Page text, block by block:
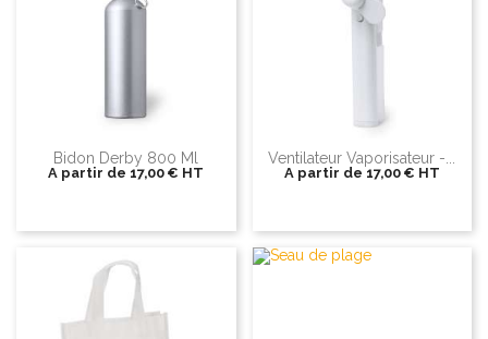
Bidon Derby 800 Ml
A partir de 17,00 € HT
Ventilateur Vaporisateur -...
A partir de17,00 € HT